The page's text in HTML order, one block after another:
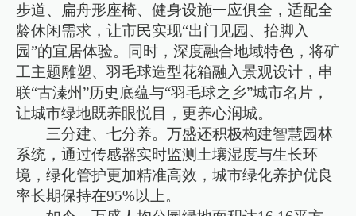
步道、扁舟形座椅、健身设施一应俱全，适配全
龄休闲需求，让市民实现“出门见园、抬脚入
园”的宜居体验。同时，深度融合地域特色，将矿
工主题雕塑、羽毛球造型花箱融入景观设计，串
联“古溱州”历史底蕴与“羽毛球之乡”城市名片，
让城市绿地既养眼悦目，更养心润城。
三分建、七分养。万盛还积极构建智慧园林
系统，通过传感器实时监测土壤湿度与生长环
境，绿化管护更加精准高效，城市绿化养护优良
率长期保持在95%以上。